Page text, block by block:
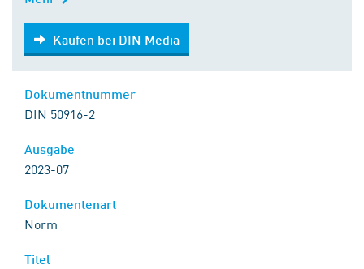
Kaufen bei DIN Media
Kaufen bei DIN Media
DIN 50916-2
2023-07
Norm